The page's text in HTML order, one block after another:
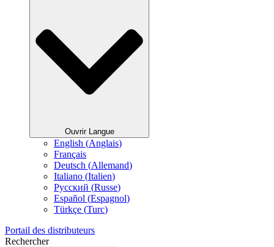
Ouvrir Langue
English (Anglais)
Français
Deutsch (Allemand)
Italiano (Italien)
Русский (Russe)
Español (Espagnol)
Türkçe (Turc)
Portail des distributeurs
Rechercher